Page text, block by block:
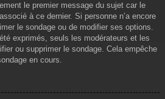
le premier message du sujet car le
à ce dernier. Si personne n’a encore
le sondage ou de modifier ses options.
exprimés, seuls les modérateurs et les
ou supprimer le sondage. Cela empêche
en cours.